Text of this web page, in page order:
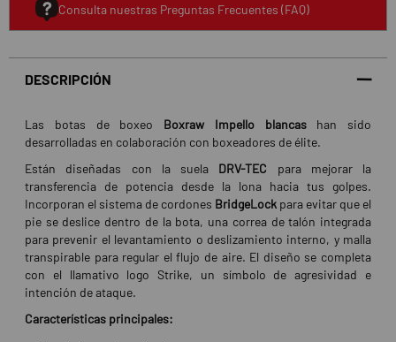
Consulta nuestras Preguntas Frecuentes (FAQ)
DESCRIPCIÓN
Las botas de boxeo Boxraw Impello blancashan sido
desarrolladas en colaboración con boxeadores de élite.
Están diseñadas con la suela DRV-TEC para mejorar la
transferencia de potencia desde la lona hacia tus golpes.
Incorporan el sistema de cordones BridgeLock para evitar que el
pie se deslice dentro de la bota, una correa de talón integrada
para prevenir el levantamiento o deslizamiento interno, y malla
transpirable para regular el flujo de aire. El diseño se completa
con el llamativo logo Strike, un símbolo de agresividad e
intención de ataque.
Características principales: